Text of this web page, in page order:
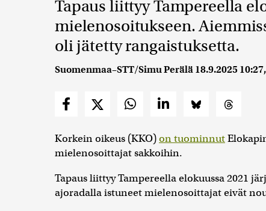
Tapaus liittyy Tampereella
mielenosoitukseen.
oli jätetty rangaistuksetta.
Suomenmaa–STT/Simu Perälä 18.9.2025 10:27
Korkein oikeus (KKO)on tuominnut
mielenosoittajat sakkoihin.
Tapaus liittyy Tampereella elokuussa 2021
ajoradalla istuneet mielenosoittajat eivät